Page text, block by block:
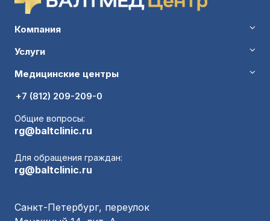
Компания
Услуги
Медицинские центры
+7 (812) 209-209-0
Общие вопросы:
rg@baltclinic.ru
Для обращения граждан:
rg@baltclinic.ru
Санкт-Петербург, переулок